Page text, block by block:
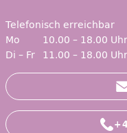
Telefonisch erreichbar
Mo
10.00 – 18.00 Uhr
Di – Fr 11.00 – 18.00 Uhr